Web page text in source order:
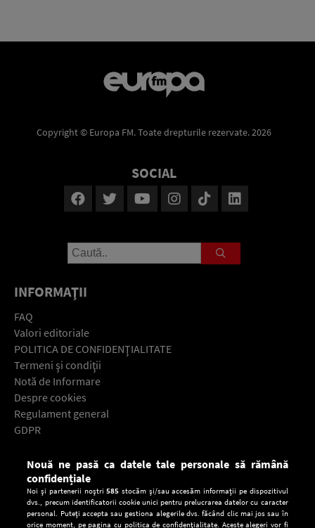
Copyright © Europa FM. Toate drepturile rezervate. 2026
SOCIAL
INFORMAŢII
FAQ
Valori editoriale
POLITICA DE CONFIDENŢIALITATE
Termeni şi condiţii
Notă de Informare
Despre cookies
Regulament general
GDPR
Descarcă gratuit aplicaţia Europa FM pentru smartphone:
Nouă ne pasă ca datele tale personale să rămână
confidențiale
Noi și partenerii noștri585 stocăm și/sau accesăm informații pe dispozitivul
dvs., precum identificatorii cookie unici pentru prelucrarea datelor cu caracter
personal. Puteți accepta sau gestiona alegerile dvs. făcând clic mai jos sau în
orice moment, pe pagina cu politica de confidențialitate. Aceste alegeri vor fi